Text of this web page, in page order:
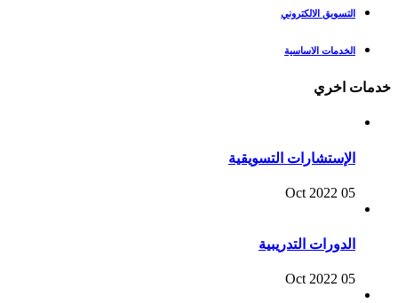
التسويق الالكتروني
الخدمات الاساسية
خدمات اخري
الإستشارات التسويقية
05 Oct 2022
الدورات التدريبية
05 Oct 2022